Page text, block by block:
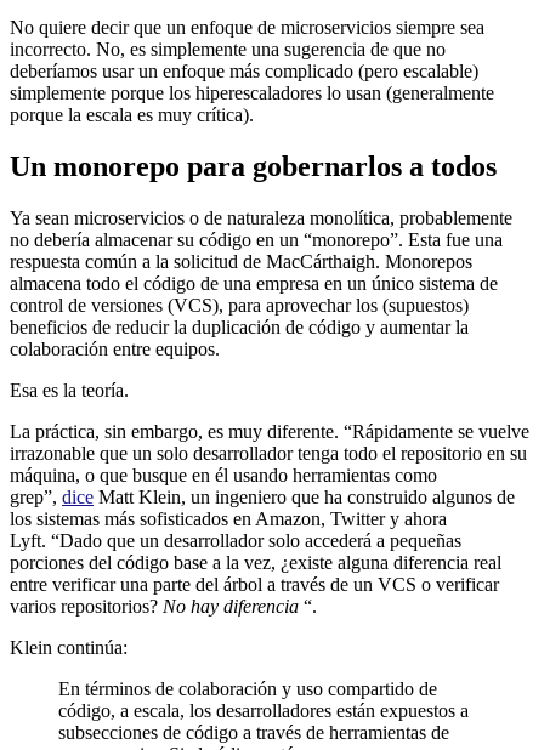
No quiere decir que un enfoque de microservicios siempre sea
incorrecto. No, es simplemente una sugerencia de que no
deberíamos usar un enfoque más complicado (pero escalable)
simplemente porque los hiperescaladores lo usan (generalmente
porque la escala es muy crítica).
Un monorepo para gobernarlos a todos
Ya sean microservicios o de naturaleza monolítica, probablemente
no debería almacenar su código en un “monorepo”. Esta fue una
respuesta común a la solicitud de MacCárthaigh. Monorepos
almacena todo el código de una empresa en un único sistema de
control de versiones (VCS), para aprovechar los (supuestos)
beneficios de reducir la duplicación de código y aumentar la
colaboración entre equipos.
Esa es la teoría.
La práctica, sin embargo, es muy diferente. “Rápidamente se vuelve
irrazonable que un solo desarrollador tenga todo el repositorio en su
máquina, o que busque en él usando herramientas como
grep”, dice Matt Klein, un ingeniero que ha construido algunos de
los sistemas más sofisticados en Amazon, Twitter y ahora
Lyft. “Dado que un desarrollador solo accederá a pequeñas
porciones del código base a la vez, ¿existe alguna diferencia real
entre verificar una parte del árbol a través de un VCS o verificar
varios repositorios? No hay diferencia “.
Klein continúa:
En términos de colaboración y uso compartido de
código, a escala, los desarrolladores están expuestos a
subsecciones de código a través de herramientas de